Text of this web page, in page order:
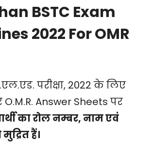
BSTC Exam
2022 For OMR
परीक्षा, 2022 के लिए
O.M.R. Answer Sheets पर
का रोल नम्बर, नाम एवं
हैं।